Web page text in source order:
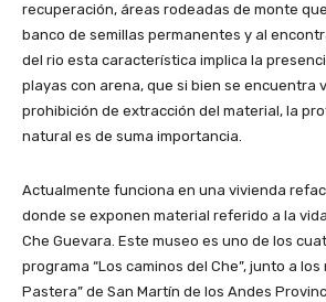
recuperación, áreas rodeadas de monte
banco de semillas permanentes y al
del rio esta característica implica la
playas con arena, que si bien se encuentra
prohibición de extracción del material, la
natural es de suma importancia.
Actualmente funciona en una vivienda
donde se exponen material referido a la
Che Guevara. Este museo es uno de los
programa “Los caminos del Che”, junto a los
Pastera” de San Martín de los Andes